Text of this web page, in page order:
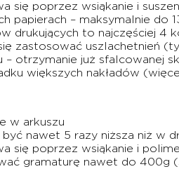
się poprzez wsiąkanie i
papierach – maksymalnie
drukujących to najczęściej 4
zastosować uszlachetnień
– otrzymanie już sfalcowanej
większych nakładów
w arkuszu
być nawet 5 razy niższa niż w
się poprzez wsiąkanie i
gramaturę nawet do 400g